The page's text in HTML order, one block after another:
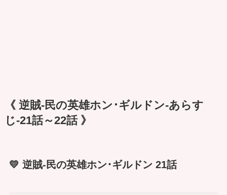
《 逆賊-民の英雄ホン･ギルドン-あらす
じ-21話～22話 》
💛 逆賊-民の英雄ホン･ギルドン 21話